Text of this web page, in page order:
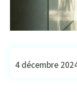
4 décembre